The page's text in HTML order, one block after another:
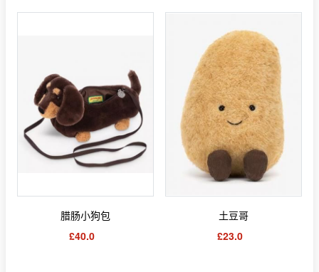
腊肠小狗包
£40.0
土豆哥
£23.0